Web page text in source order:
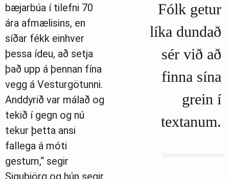
Fólk getur
líka dundað
sér við að
finna sína
grein í
textanum.
bæjarbúa í tilefni 70
ára afmælisins, en
síðar fékk einhver
þessa ídeu, að setja
það upp á þennan fína
vegg á Vesturgötunni.
Anddyrið var málað og
tekið í gegn og nú
tekur þetta ansi
fallega á móti
gestum,“ segir